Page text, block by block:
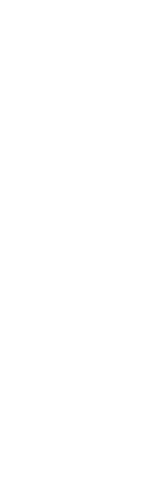
treffen